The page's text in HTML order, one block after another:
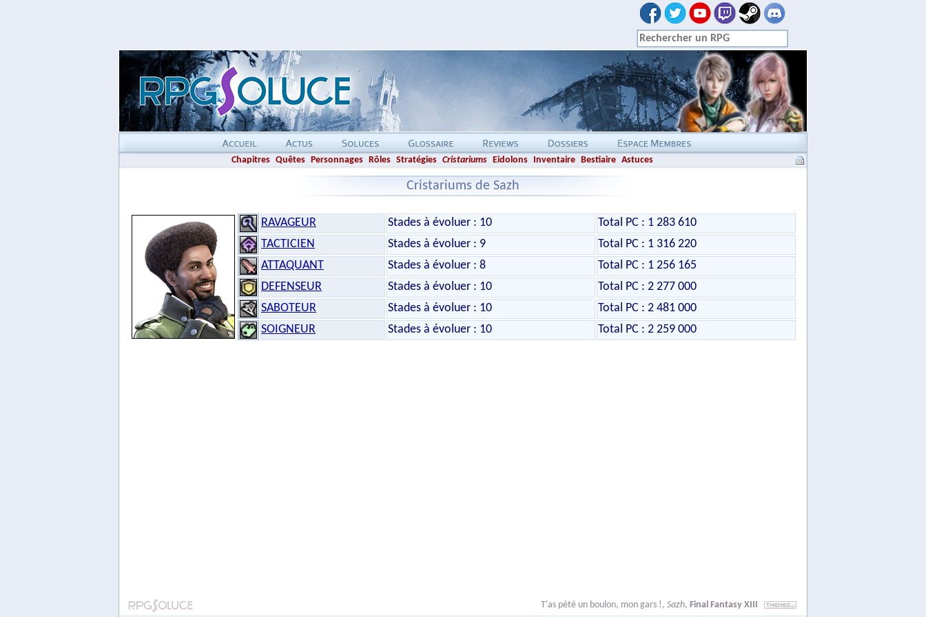
Chapitres Quêtes Personnages Rôles Stratégies Cristariums Eidolons Inventaire Bestiaire Astuces
Cristariums de Sazh
RAVAGEUR Stades à évoluer : 10
Total PC : 1 283 610
TACTICIEN
Stades à évoluer : 9
Total PC : 1 316 220
ATTAQUANT
Stades à évoluer : 8
Total PC : 1 256 165
DEFENSEUR
Stades à évoluer : 10
Total PC : 2 277 000
SABOTEUR
Stades à évoluer : 10
Total PC : 2 481 000
SOIGNEUR
Stades à évoluer : 10 Total PC : 2 259 000
T'as pété un boulon, mon gars ! , Sazh, Final Fantasy XIII